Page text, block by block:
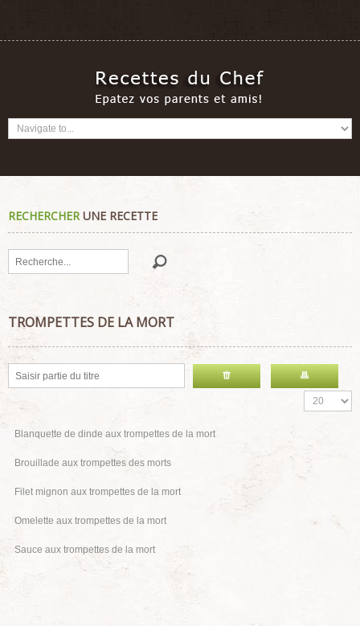
RECHERCHERUNE RECETTE
Rechercher
TROMPETTES DE LA MORT
Blanquette de dinde aux trompettes de la mort
Brouillade aux trompettes des morts
Filet mignon aux trompettes de la mort
Omelette aux trompettes de la mort
Sauce aux trompettes de la mort